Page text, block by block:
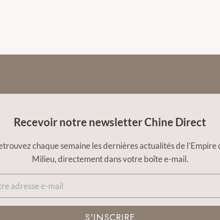
Recevoir notre newsletter Chine Direct
chaque semaine les dernières actualités de l'Empire
Milieu, directement dans votre boîte e-mail.